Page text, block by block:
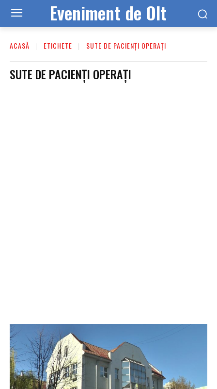
Eveniment de Olt
ACASĂ ETICHETE SUTE DE PACIENȚI OPERAȚI
SUTE DE PACIENȚI OPERAȚI